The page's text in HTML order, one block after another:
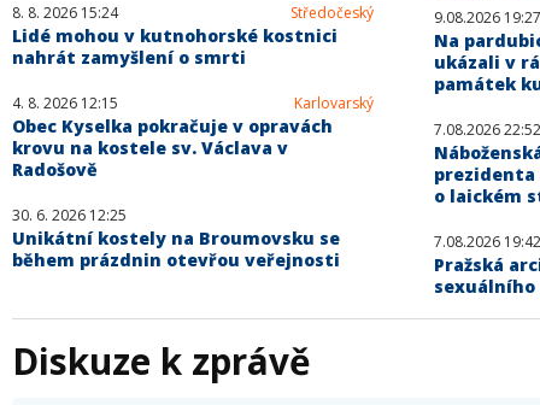
8. 8. 2026 15:24 Středočeský
Lidé mohou v kutnohorské kostnici
nahrát zamyšlení o smrti
4. 8. 2026 12:15 Karlovarský
Obec Kyselka pokračuje v opravách
krovu na kostele sv. Václava v
Radošově
30. 6. 2026 12:25
Unikátní kostely na Broumovsku se
během prázdnin otevřou veřejnosti
9.08.2026 19:27
Na
ukázali v
památek
7.08.2026 22:52
prezidenta
o laickém
7.08.2026 19:42
Pražská
sexuálního
Diskuze k zprávě